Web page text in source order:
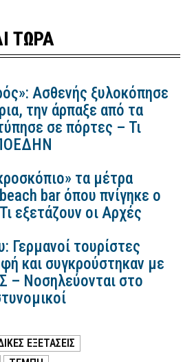
ΤΩΡΑ
Ασθενής ξυλοκόπησε
την άρπαξε από τα
σε πόρτες – Τι
τα μέτρα
bar όπου πνίγηκε ο
εξετάζουν οι Αρχές
Γερμανοί τουρίστες
και συγκρούστηκαν με
– Νοσηλεύονται στο
ΕΞΕΤΑΣΕΙΣ